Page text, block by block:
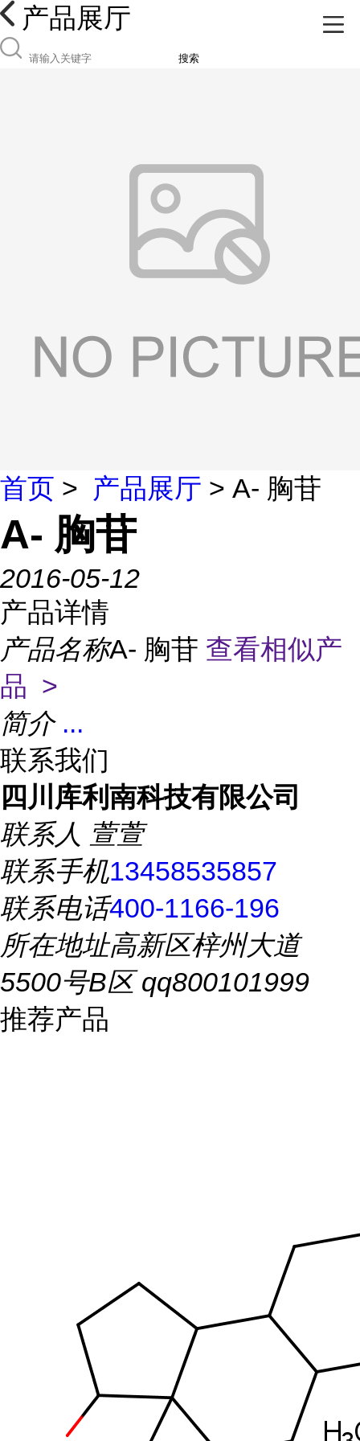
产品展厅
搜索
首页 > 产品展厅 > A- 胸苷
A- 胸苷
2016-05-12
产品详情
产品名称A- 胸苷 查看相似产
品 >
简介 ...
联系我们
四川库利南科技有限公司
联系人 萱萱
联系手机13458535857
联系电话400-1166-196
所在地址高新区梓州大道
5500号B区 qq800101999
推荐产品